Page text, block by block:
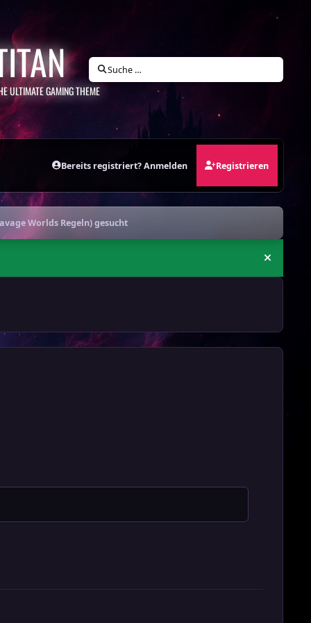
ULTIMATE GAMING THEME
Suche …
Bereits registriert? Anmelden Registrieren
Worlds Regeln) gesucht